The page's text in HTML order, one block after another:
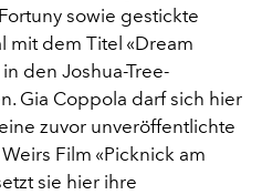
sowie gestickte
mit dem Titel «Dream
den Joshua-Tree-
Gia Coppola darf sich hier
zuvor unveröffentlichte
Film «Picknick am
sie hier ihre